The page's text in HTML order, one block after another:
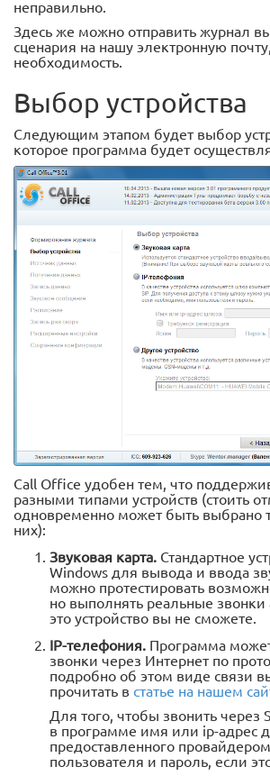
неправильно.
Здесь же можно отправить журнал
сценария на нашу электронную
необходимость.
Выбор устройства
Следующим этапом будет выбор
которое программа будет
Call Office удобен тем, что
разными типами устройств (стоить
одновременно может быть выбрано
них):
Звуковая карта. Стандартное
Windows для вывода и ввода
можно протестировать
но выполнять реальные звонки
это устройство вы не сможете.
IP-телефония. Программа
звонки через Интернет по
подробно об этом виде связи
прочитать в статье на нашем
Для того, чтобы звонить через
в программе имя или ip-адрес
предоставленного
пользователя и пароль, если